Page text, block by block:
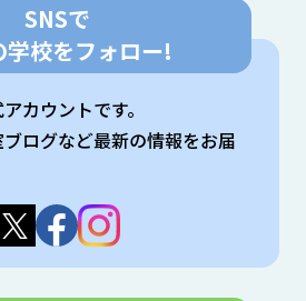
SNSで
学校をフォロー!
カウントです。
ログなど最新の情報をお届